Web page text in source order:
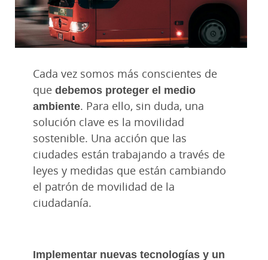
Cada vez somos más conscientes de
que debemos proteger el medio
ambiente. Para ello, sin duda, una
solución clave es la movilidad
sostenible. Una acción que las
ciudades están trabajando a través de
leyes y medidas que están cambiando
el patrón de movilidad de la
ciudadanía.
Implementar nuevas tecnologías y un